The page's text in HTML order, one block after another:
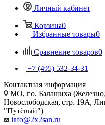
Личный кабинет
Корзина0
Избранные товары0
Сравнение товаров0
+7 (495) 532‑34‑31
Контактная информация
МО, г.о. Балашиха
Новослободская, стр. 19А,
"Путёвый")
info@2x2san.ru